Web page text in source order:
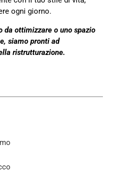
ogni giorno.
da ottimizzare o uno spazio
siamo pronti ad
ristrutturazione.